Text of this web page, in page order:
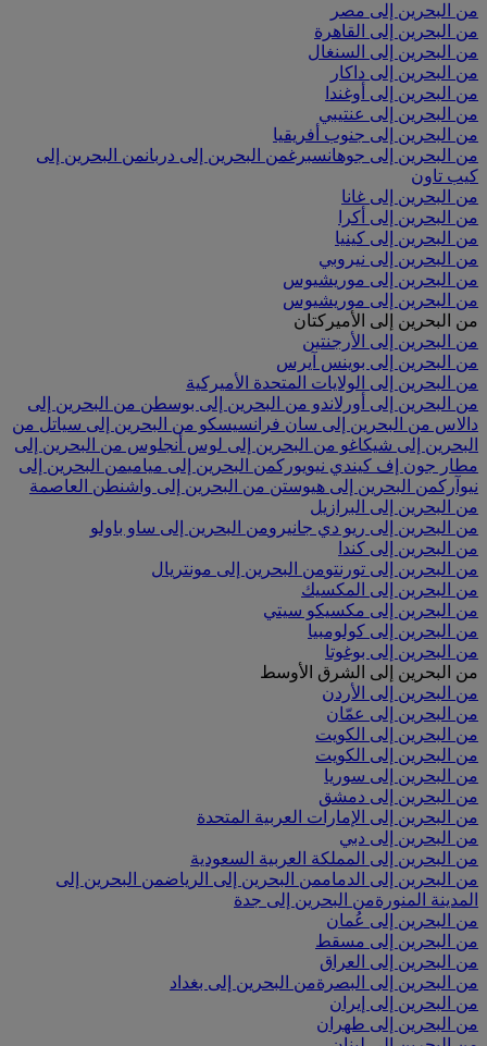
من البحرين إلى مصر
من البحرين إلى القاهرة
من البحرين إلى السنغال
من البحرين إلى داكار
من البحرين إلى أوغندا
من البحرين إلى عنتيبي
من البحرين إلى جنوب أفريقيا
من البحرين إلى جوهانسبرغمن البحرين إلى دربانمن البحرين إلى
كيب تاون
من البحرين إلى غانا
من البحرين إلى أكرا
من البحرين إلى كينيا
من البحرين إلى نيروبي
من البحرين إلى موريشيوس
من البحرين إلى موريشيوس
من البحرين إلى الأميركتان
من البحرين إلى الأرجنتين
من البحرين إلى بوينس آيرس
من البحرين إلى الولايات المتحدة الأميركية
من البحرين إلى أورلاندو من البحرين إلى بوسطن من البحرين إلى
دالاس من البحرين إلى سان فرانسيسكو من البحرين إلى سياتل من
البحرين إلى شيكاغو من البحرين إلى لوس أنجلوس من البحرين إلى
مطار جون إف كيندي نيويوركمن البحرين إلى مياميمن البحرين إلى
نيوآركمن البحرين إلى هيوستن من البحرين إلى واشنطن العاصمة
من البحرين إلى البرازيل
من البحرين إلى ريو دي جانيرومن البحرين إلى ساو باولو
من البحرين إلى كندا
من البحرين إلى تورنتومن البحرين إلى مونتريال
من البحرين إلى المكسيك
من البحرين إلى مكسيكو سيتي
من البحرين إلى كولومبيا
من البحرين إلى بوغوتا
من البحرين إلى الشرق الأوسط
من البحرين إلى الأردن
من البحرين إلى عمّان
من البحرين إلى الكويت
من البحرين إلى الكويت
من البحرين إلى سوريا
من البحرين إلى دمشق
من البحرين إلى الإمارات العربية المتحدة
من البحرين إلى دبي
من البحرين إلى المملكة العربية السعودية
من البحرين إلى الدماممن البحرين إلى الرياضمن البحرين إلى
المدينة المنورةمن البحرين إلى جدة
من البحرين إلى عُمان
من البحرين إلى مسقط
من البحرين إلى العراق
من البحرين إلى البصرةمن البحرين إلى بغداد
من البحرين إلى إيران
من البحرين إلى طهران